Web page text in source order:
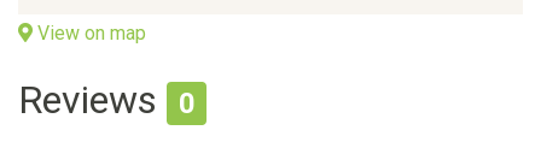
View on map
Reviews 0